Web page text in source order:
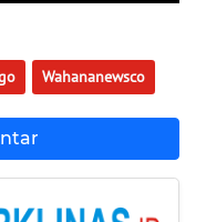
Wahananewsco